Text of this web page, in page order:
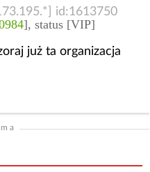
id:1613750
], status [VIP]
już ta organizacja